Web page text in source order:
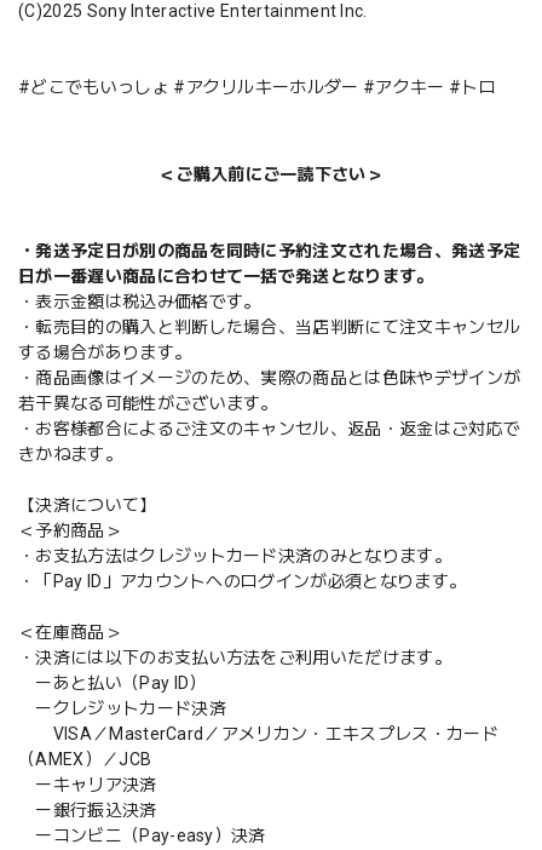
(C)2025 Sony Interactive Entertainment Inc.
#どこでもいっしょ #アクリルキーホルダー #アクキー #トロ
＜ご購入前にご一読下さい＞
・発送予定日が別の商品を同時に予約注文された場合、発送予定
日が一番遅い商品に合わせて一括で発送となります。
・表示金額は税込み価格です。
・転売目的の購入と判断した場合、当店判断にて注文キャンセル
する場合があります。
・商品画像はイメージのため、実際の商品とは色味やデザインが
若干異なる可能性がございます。
・お客様都合によるご注文のキャンセル、返品・返金はご対応で
きかねます。
【決済について】
＜予約商品＞
・お支払方法はクレジットカード決済のみとなります。
・「Pay ID」アカウントへのログインが必須となります。
＜在庫商品＞
・決済には以下のお支払い方法をご利用いただけます。
ーあと払い（Pay ID）
ークレジットカード決済
VISA／MasterCard／アメリカン・エキスプレス・カード
（AMEX）／JCB
ーキャリア決済
ー銀行振込決済
ーコンビニ（Pay-easy）決済